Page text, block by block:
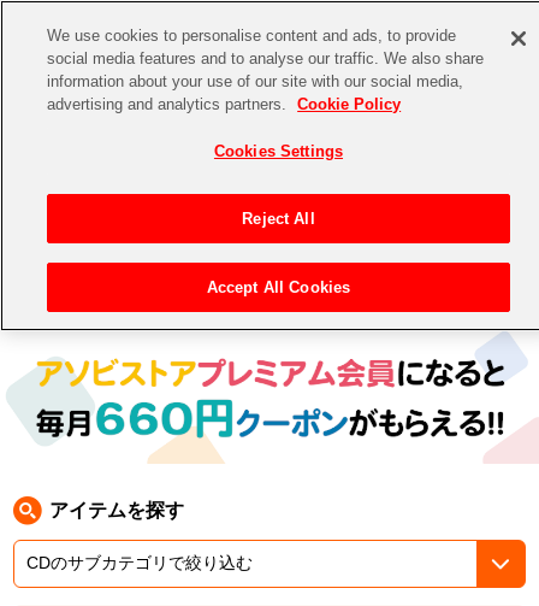
CHANNEL STORE EVENT
ゲーム 電子書籍
アイドルマスターシリーズ
アイドルマスター
アイドルマスター ミリオンライブ！
アイドルマスター SideM
プロジェクトアイマス ヴイアライヴ
イベントグッズ
トイ・ホビー
> CD
アイテムを探す
We use cookies to personalise content and ads, to provide
social media features and to analyse our traffic. We also share
information about your use of our site with our social media,
advertising and analytics partners.
Cookie Policy
Cookies Settings
Reject All
Accept All Cookies